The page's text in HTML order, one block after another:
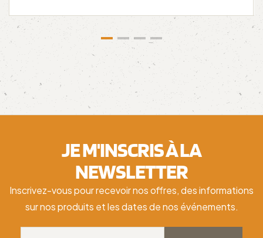
JE M'INSCRIS À LA
NEWSLETTER
Inscrivez-vous pour recevoir nos offres, des informations
sur nos produits et les dates de nos événements.